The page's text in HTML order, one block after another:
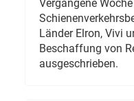
Vergangene
Länder Elron, Vivi
Beschaffung von
ausgeschrieben.